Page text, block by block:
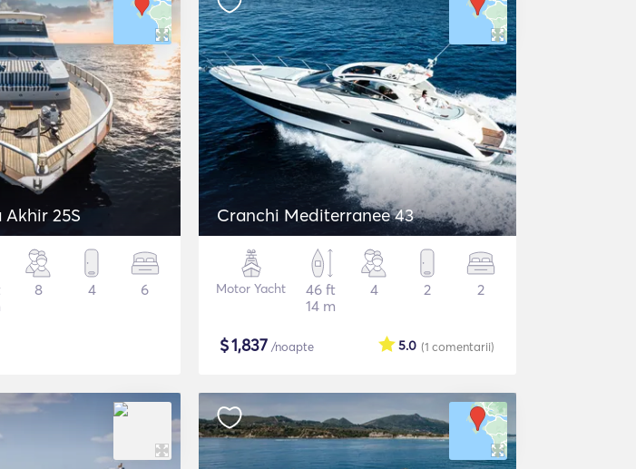
25S
8 4 6
Cranchi Mediterranee 43
Motor Yacht
46 ft
14 m
4 2 2
$1,837 /noapte (1 comentarii)
5.0